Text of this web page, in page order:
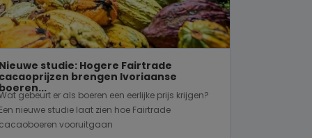
studie: Hogere Fairtrade
brengen Ivoriaanse
gebeurt er als boeren een eerlijke prijs krijgen?
nieuwe studie laat zien hoe Fairtrade
vooruitgaan